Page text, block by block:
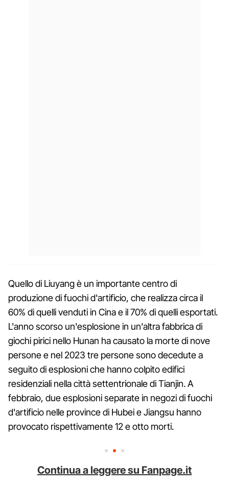
Quello di Liuyang è un importante centro di
produzione di fuochi d'artificio, che realizza circa il
60% di quelli venduti in Cina e il 70% di quelli esportati.
L'anno scorso un'esplosione in un'altra fabbrica di
giochi pirici nello Hunan ha causato la morte di nove
persone e nel 2023 tre persone sono decedute a
seguito di esplosioni che hanno colpito edifici
residenziali nella città settentrionale di Tianjin. A
febbraio, due esplosioni separate in negozi di fuochi
d'artificio nelle province di Hubei e Jiangsu hanno
provocato rispettivamente 12 e otto morti.
Continua a leggere su Fanpage.it